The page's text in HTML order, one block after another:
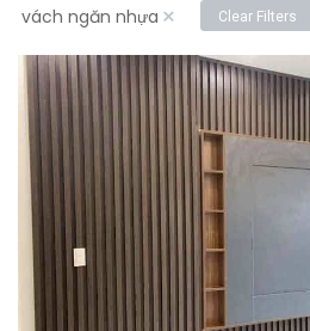
vách ngăn nhựa × Clear Filters